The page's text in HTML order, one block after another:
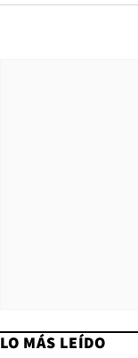
LO MÁS LEÍDO